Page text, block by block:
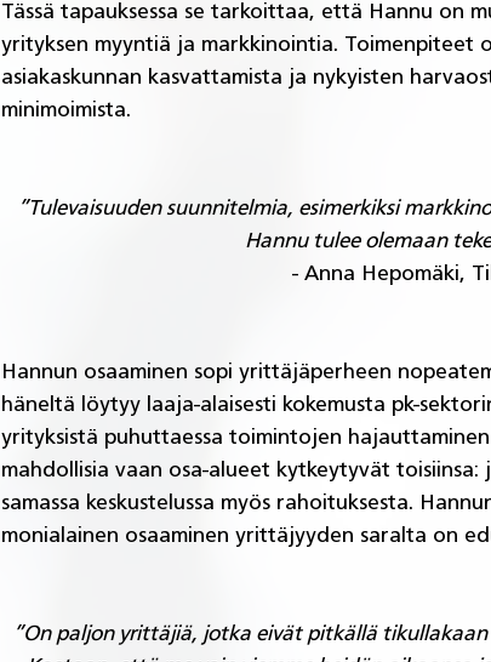
Tässä tapauksessa se tarkoittaa, että Hannu on
yrityksen myyntiä ja markkinointia. Toimenpiteet
asiakaskunnan kasvattamista ja nykyisten
minimoimista.
”Tulevaisuuden suunnitelmia, esimerkiksi
Hannu tulee olemaan
- Anna Hepomäki,
Hannun osaaminen sopi yrittäjäperheen
häneltä löytyy laaja-alaisesti kokemusta pk-
yrityksistä puhuttaessa toimintojen
mahdollisia vaan osa-alueet kytkeytyvät
samassa keskustelussa myös rahoituksesta.
monialainen osaaminen yrittäjyyden saralta on
”On paljon yrittäjiä, jotka eivät pitkällä